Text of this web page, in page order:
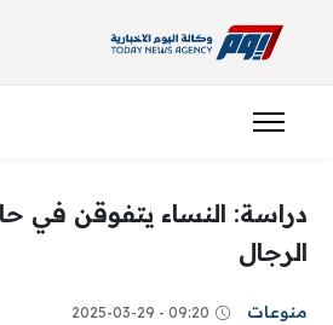
دراسة: النساء يتفوقن في
الرجال
منوعات 09:20 - 2025-03-29